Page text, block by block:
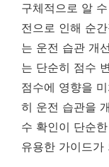
구체적으로 알
전으로 인해 순
는 운전 습관 개
는 단순히 점수
점수에 영향을
히 운전 습관을
수 확인이 단순
유용한 가이드가